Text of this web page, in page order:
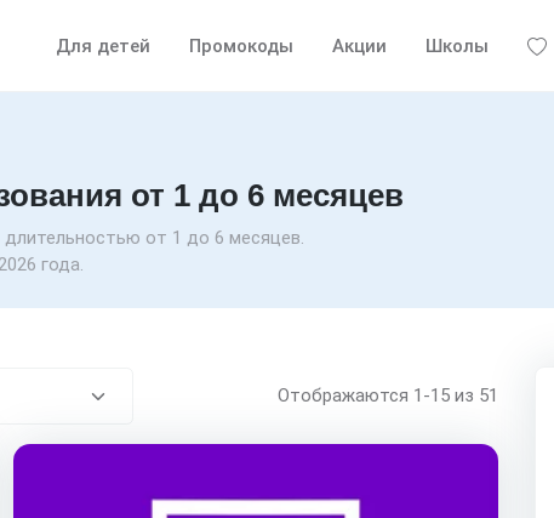
Для детей Промокоды Акции Школы
от 1 до 6 месяцев
от 1 до 6 месяцев.
года.
Отображаются 1-15 из 51